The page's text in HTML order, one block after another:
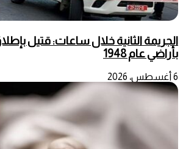
الجريمة الثانية خلال ساعات: قتيل
بأراضي عام 1948
6 أغسطس، 2026